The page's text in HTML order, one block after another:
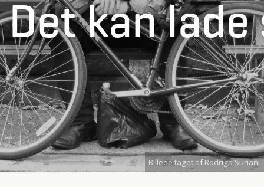
Det kan lade
Billede taget af Rodrigo Suriani